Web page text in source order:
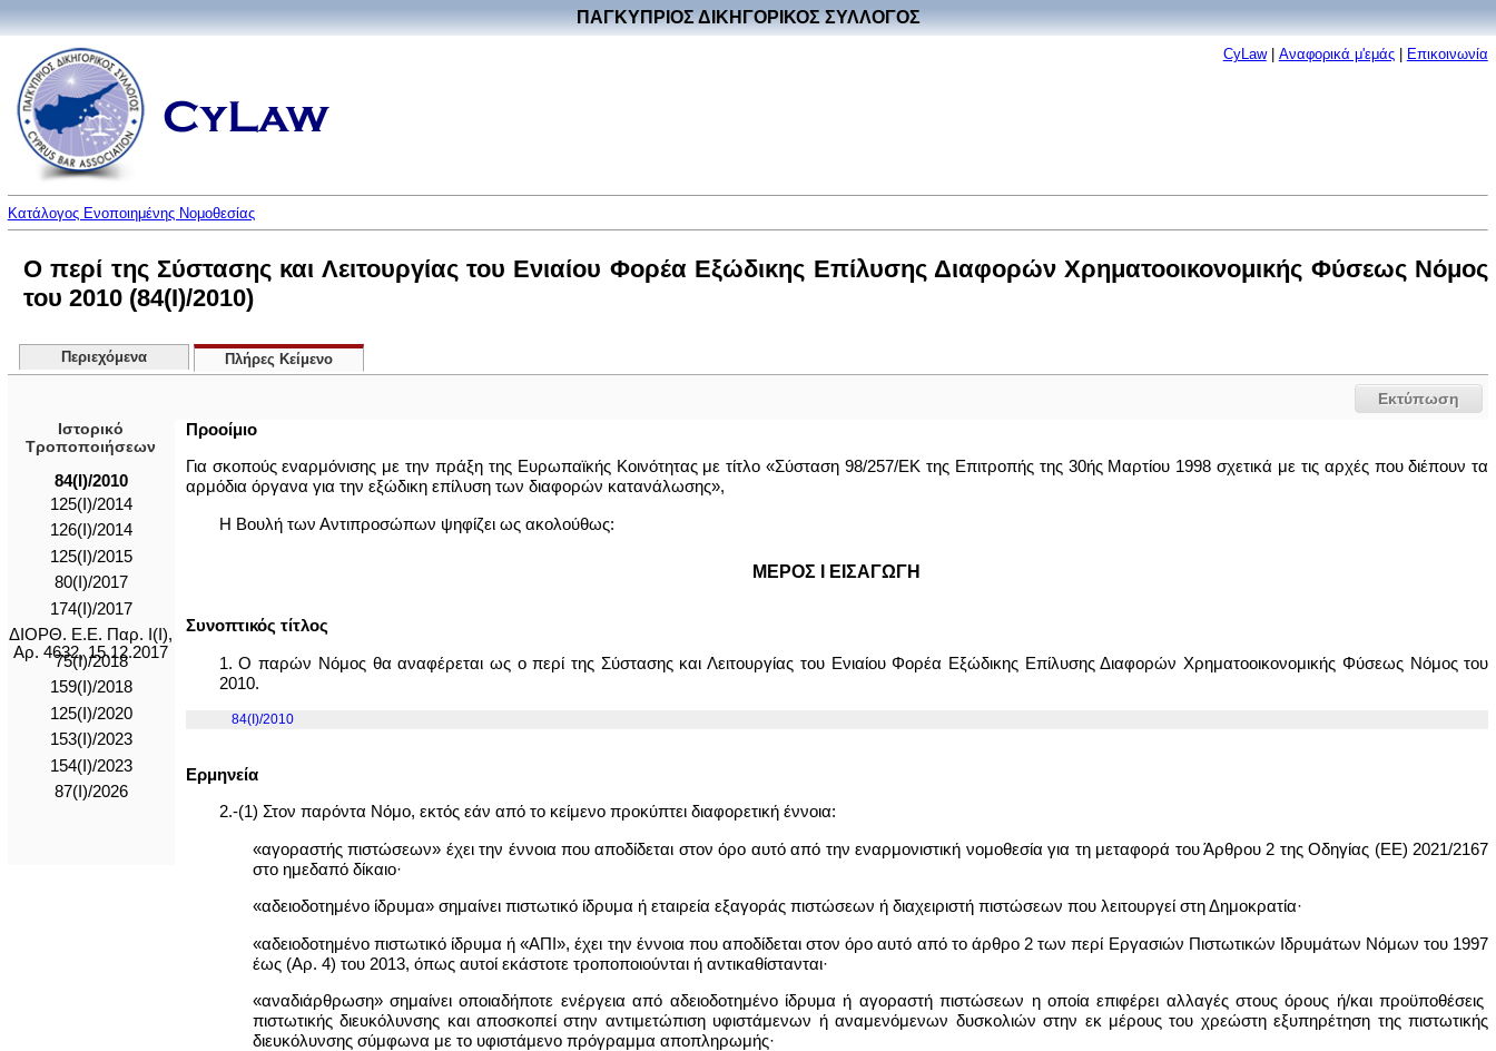
ΠΑΓΚΥΠΡΙΟΣ ΔΙΚΗΓΟΡΙΚΟΣ ΣΥΛΛΟΓΟΣ
CyLaw| Αναφορικά μ'εμάς| Επικοινωνία
Κατάλογος Ενοποιημένης Νομοθεσίας
Ο περί της Σύστασης και Λειτουργίας του Ενιαίου Φορέα Εξώδικης Επίλυσης Διαφορών Χρηματοοικονομικής Φύσεως Νόμος
του 2010 (84(I)/2010)
Περιεχόμενα Πλήρες Κείμενο
Εκτύπωση
Ιστορικό
Τροποποιήσεων
84(I)/2010
125(Ι)/2014
126(Ι)/2014
125(I)/2015
80(I)/2017
174(I)/2017
ΔΙΟΡΘ. Ε.Ε. Παρ. Ι(Ι),
Αρ. 4632, 15.12.2017
75(I)/2018
159(I)/2018
125(I)/2020
153(I)/2023
154(I)/2023
87(I)/2026
Προοίμιο
Για σκοπούς εναρμόνισης με την πράξη της Ευρωπαϊκής Κοινότητας με τίτλο «Σύσταση 98/257/ΕΚ της Επιτροπής της 30ής Μαρτίου 1998 σχετικά με τις αρχές που διέπουν τα
αρμόδια όργανα για την εξώδικη επίλυση των διαφορών κατανάλωσης»,
Η Βουλή των Αντιπροσώπων ψηφίζει ως ακολούθως:
ΜΕΡΟΣ Ι ΕΙΣΑΓΩΓΗ
Συνοπτικός τίτλος
1. Ο παρών Νόμος θα αναφέρεται ως ο περί της Σύστασης και Λειτουργίας του Ενιαίου Φορέα Εξώδικης Επίλυσης Διαφορών Χρηματοοικονομικής Φύσεως Νόμος του
2010.
84(I)/2010
Ερμηνεία
2.-(1) Στον παρόντα Νόμο, εκτός εάν από το κείμενο προκύπτει διαφορετική έννοια:
«αγοραστής πιστώσεων» έχει την έννοια που αποδίδεται στον όρο αυτό από την εναρμονιστική νομοθεσία για τη μεταφορά του Άρθρου 2 της Οδηγίας (ΕΕ) 2021/2167
στο ημεδαπό δίκαιο·
«αδειοδοτημένο ίδρυμα» σημαίνει πιστωτικό ίδρυμα ή εταιρεία εξαγοράς πιστώσεων ή διαχειριστή πιστώσεων που λειτουργεί στη Δημοκρατία·
«αδειοδοτημένο πιστωτικό ίδρυμα ή «ΑΠΙ», έχει την έννοια που αποδίδεται στον όρο αυτό από το άρθρο 2 των περί Εργασιών Πιστωτικών Ιδρυμάτων Νόμων του 1997
έως (Αρ. 4) του 2013, όπως αυτοί εκάστοτε τροποποιούνται ή αντικαθίστανται·
«αναδιάρθρωση» σημαίνει οποιαδήποτε ενέργεια από αδειοδοτημένο ίδρυμα ή αγοραστή πιστώσεων η οποία επιφέρει αλλαγές στους όρους ή/και προϋποθέσεις
πιστωτικής διευκόλυνσης και αποσκοπεί στην αντιμετώπιση υφιστάμενων ή αναμενόμενων δυσκολιών στην εκ μέρους του χρεώστη εξυπηρέτηση της πιστωτικής
διευκόλυνσης σύμφωνα με το υφιστάμενο πρόγραμμα αποπληρωμής·